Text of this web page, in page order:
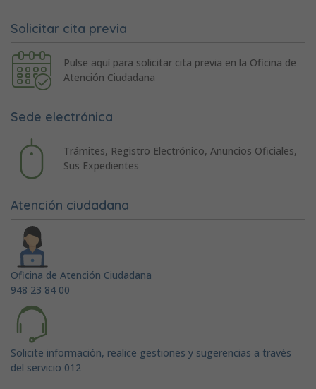
Solicitar cita previa
Pulse aquí para solicitar cita previa en la Oficina de
Atención Ciudadana
Sede electrónica
Trámites, Registro Electrónico, Anuncios Oficiales,
Sus Expedientes
Atención ciudadana
Oficina de Atención Ciudadana
948 23 84 00
Solicite información, realice gestiones y sugerencias a través
del servicio 012